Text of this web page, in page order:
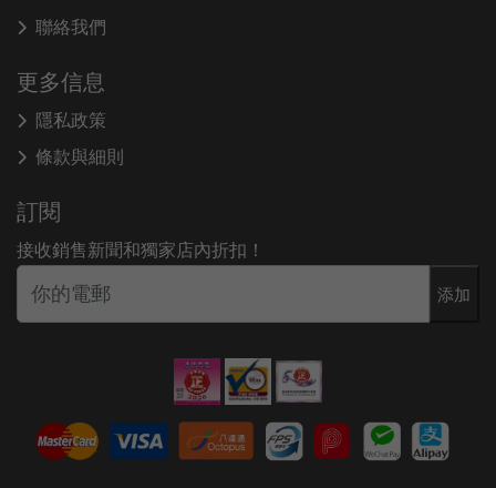
聯絡我們
更多信息
隱私政策
條款與細則
訂閱
接收銷售新聞和獨家店內折扣！
添加